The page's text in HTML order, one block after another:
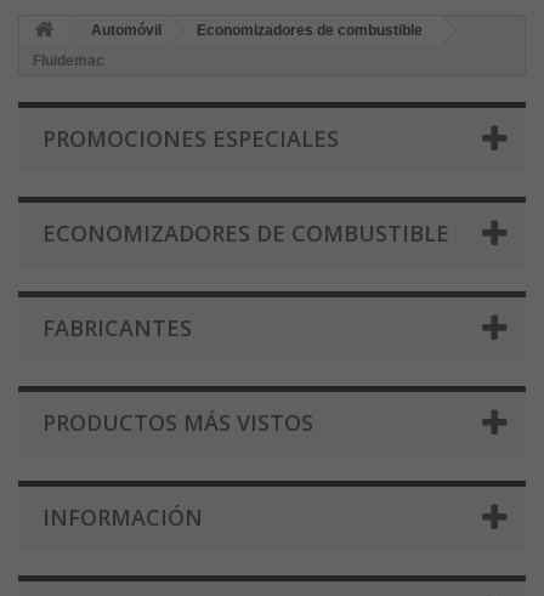
Automóvil
Economizadores de combustible
Fluidemac
PROMOCIONES ESPECIALES
ECONOMIZADORES DE COMBUSTIBLE
FABRICANTES
PRODUCTOS MÁS VISTOS
INFORMACIÓN